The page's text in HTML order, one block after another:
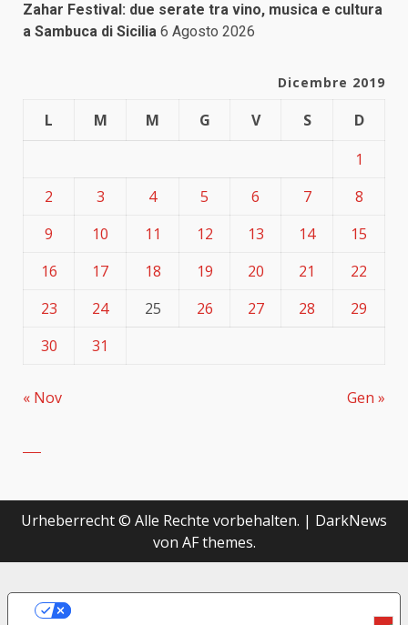
Zahar Festival: due serate tra vino, musica e cultura
a Sambuca di Sicilia 6 Agosto 2026
Dicembre 2019
L M M G V S
D
1
2
3 4 5 6 7
8
9
10 11 12 13 14
15
16
17 18 19 20 21
22
23
24 25 26 27 28
29
30
31
« Nov Gen »
Urheberrecht © Alle Rechte vorbehalten. | DarkNews
von AF themes.